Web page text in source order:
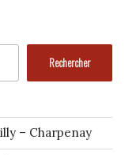
Rechercher
– Charpenay